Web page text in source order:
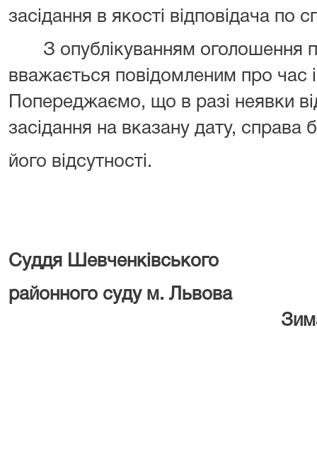
засідання в якості відповідача по
З опублікуванням оголошення
вважається повідомленим про час
Попереджаємо, що в разі неявки
засідання на вказану дату, справа
його відсутності.
Суддя Шевченківського
районного суду м. Львова
Зима